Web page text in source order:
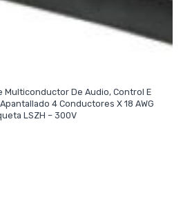
Multiconductor De Audio, Control E
4 Conductores X 18 AWG
LSZH – 300V
Read More